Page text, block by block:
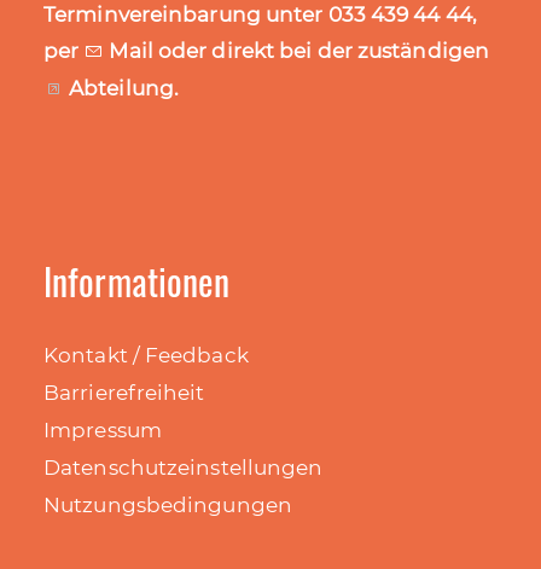
Terminvereinbarung unter 033 439 44 44,
per
Mail oder direkt bei der zuständigen
Abteilung.
Informationen
Kontakt / Feedback
Barrierefreiheit
Impressum
Datenschutzeinstellungen
Nutzungsbedingungen